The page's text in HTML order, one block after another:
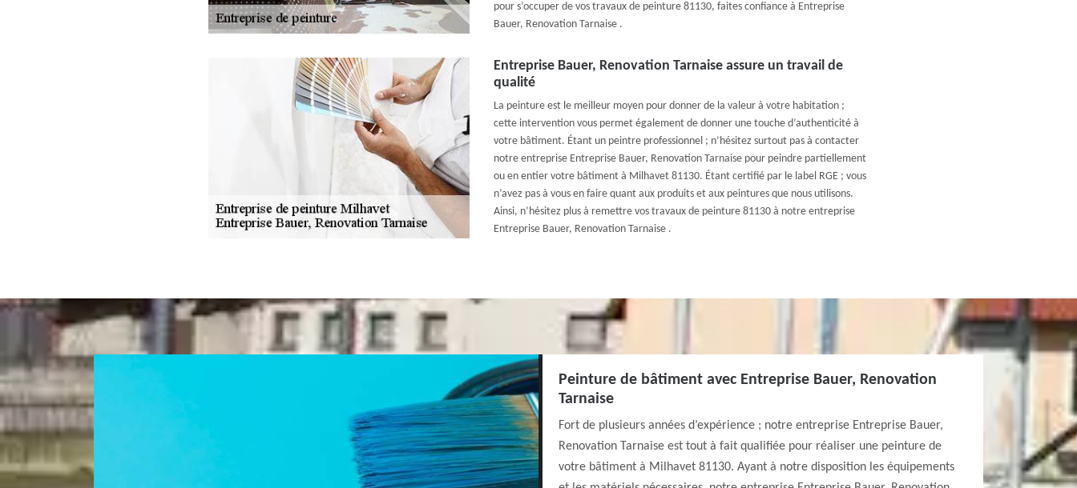
pour s’occuper de vos travaux de peinture 81130, faites confiance à Entreprise
Bauer, Renovation Tarnaise .
Entreprise Bauer, Renovation Tarnaise assure un travail de
qualité
La peinture est le meilleur moyen pour donner de la valeur à votre habitation ;
cette intervention vous permet également de donner une touche d’authenticité à
votre bâtiment. Étant un peintre professionnel ; n’hésitez surtout pas à contacter
notre entreprise Entreprise Bauer, Renovation Tarnaise pour peindre partiellement
ou en entier votre bâtiment à Milhavet 81130. Étant certifié par le label RGE ; vous
n’avez pas à vous en faire quant aux produits et aux peintures que nous utilisons.
Ainsi, n’hésitez plus à remettre vos travaux de peinture 81130 à notre entreprise
Entreprise Bauer, Renovation Tarnaise .
Peinture de bâtiment avec Entreprise Bauer, Renovation
Tarnaise
Fort de plusieurs années d’expérience ; notre entreprise Entreprise Bauer,
Renovation Tarnaise est tout à fait qualifiée pour réaliser une peinture de
votre bâtiment à Milhavet 81130. Ayant à notre disposition les équipements